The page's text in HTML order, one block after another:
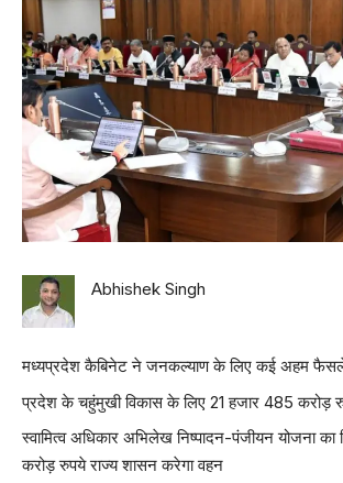
Abhishek Singh
मध्यप्रदेश कैबिनेट ने जनकल्याण के लिए कई अहम
प्रदेश के चहुंमुखी विकास के लिए 21 हजार 485 करोड़
स्वामित्व अधिकार अभिलेख निष्पादन-पंजीयन योजना का
करोड़ रुपये राज्य शासन करेगा वहन